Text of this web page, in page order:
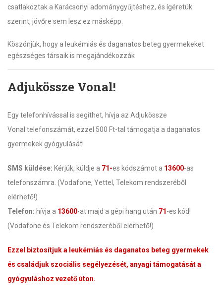
csatlakoztak a Karácsonyi adománygyűjtéshez, és ígéretük
szerint, jövőre sem lesz ez másképp.
Köszönjük, hogy a leukémiás és daganatos beteg gyermekeket
egészséges társaik is megajándékozzák
Adjukössze Vonal!
Egy telefonhívással is segíthet, hívja az Adjukössze
Vonal telefonszámát, ezzel 500 Ft-tal támogatja a daganatos
gyermekek gyógyulását!
SMS küldése: Kérjük, küldje a 71-es kódszámot a 13600-as
telefonszámra. (Vodafone, Yettel, Telekom rendszeréből
elérhető!)
Telefon: hívja a 13600-at majd a gépi hang után 71-es kód!
(Vodafone és Telekom rendszeréből elérhető!)
Ezzel biztosítjuk a leukémiás és daganatos beteg gyermekek
és családjuk szociális segélyezését, anyagi támogatását a
gyógyuláshoz vezető úton.